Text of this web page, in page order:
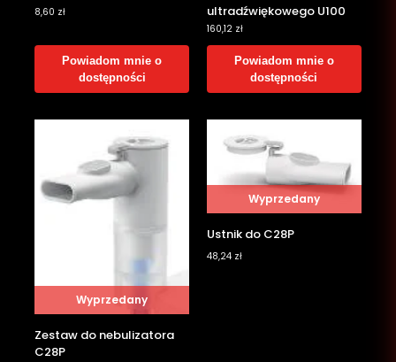
8,60 zł
Powiadom mnie o
dostępności
ultradźwiękowego U100
160,12 zł
Powiadom mnie o
dostępności
Wyprzedany
Zestaw do nebulizatora
C28P
Wyprzedany
Ustnik do C28P
48,24 zł